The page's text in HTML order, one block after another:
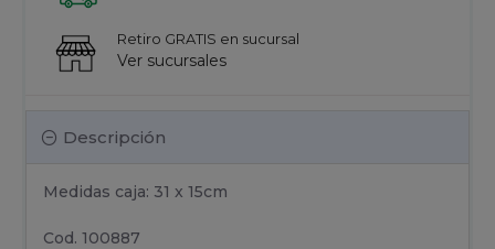
Descripción
Medidas caja: 31 x 15cm
Cod. 100887
Retiro GRATIS en sucursal
Ver sucursales